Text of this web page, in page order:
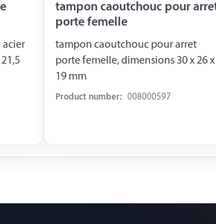
acier
tampon caoutchouc pour
porte femelle
tampon caoutchouc pour arret
porte femelle, dimensions 30 x 26 x
19 mm
Product number: 008000597